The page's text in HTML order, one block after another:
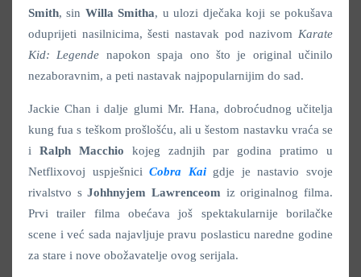
Smith, sin Willa Smitha, u ulozi dječaka koji se pokušava
oduprijeti nasilnicima, šesti nastavak pod nazivom Karate
Kid: Legende napokon spaja ono što je original učinilo
nezaboravnim, a peti nastavak najpopularnijim do sad.
Jackie Chan i dalje glumi Mr. Hana, dobroćudnog učitelja
kung fua s teškom prošlošću, ali u šestom nastavku vraća se
i Ralph Macchio kojeg zadnjih par godina pratimo u
Netflixovoj uspješniciCobra Kai gdje je nastavio svoje
rivalstvo sJohhnyjem Lawrenceom iz originalnog filma.
Prvi trailer filma obećava još spektakularnije borilačke
scene i već sada najavljuje pravu poslasticu naredne godine
za stare i nove obožavatelje ovog serijala.